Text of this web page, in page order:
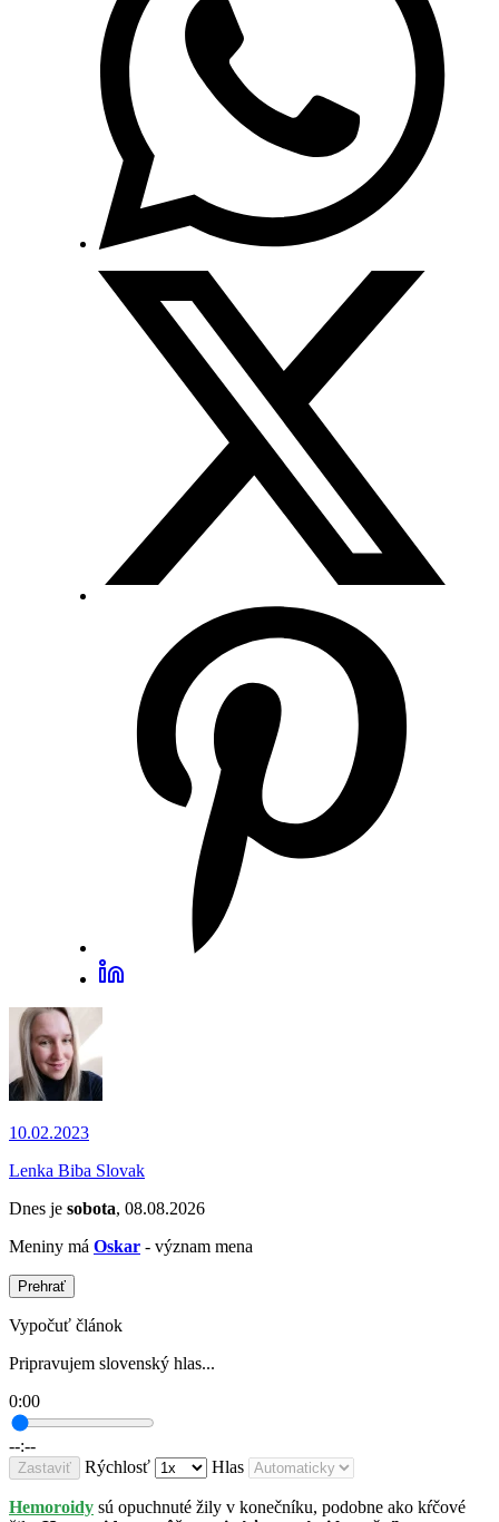
10.02.2023
Lenka Biba Slovak
Dnes je sobota, 08.08.2026
Meniny má Oskar - význam mena
Prehrať
Vypočuť článok
Pripravujem slovenský hlas...
0:00
--:--
Zastaviť Rýchlosť Hlas
Hemoroidy sú opuchnuté žily v konečníku, podobne ako kŕčové